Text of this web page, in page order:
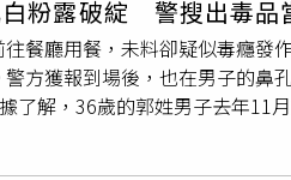
可以」「恭喜老闆！祝老闆在
直這樣很健康平安的做很多蘋
李中裝滿白色粉末而遭海關攔
合製作蘋果糖，才會大量採購
申請加入全民健康保險，通常
粉露破綻 警搜出毒品
餐廳用餐，未料卻疑似毒癮發
方獲報到場後，也在男子的鼻
了解，36歲的郭姓男子去年11
覺異狀緊急報警。警方獲報到
無生命危險。經初步判斷，郭